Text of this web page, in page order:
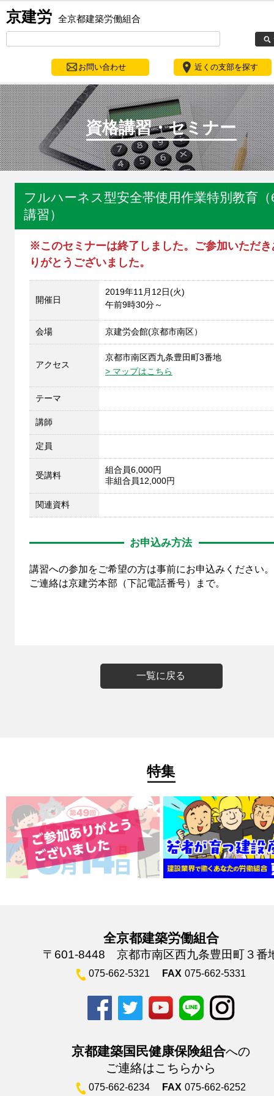
京建労 全京都建築労働組合
お問い合わせ 近くの支部を探す
資格講習・セミナー
フルハーネス型安全帯使用作業特別教育（
講習）
※このセミナーは終了しました。ご参加いただき
りがとうございました。
開催日
2019年11月12日(火)
午前9時30分～
会場 京建労会館(京都市南区）
アクセス
京都市南区西九条豊田町3番地
> マップはこちら
テーマ
講師
定員
受講料
組合員6,000円
非組合員12,000円
関連資料
お申込み方法
講習への参加をご希望の方は事前にお申込みください。
ご連絡は京建労本部（下記電話番号）まで。
一覧に戻る
特集
全京都建築労働組合
〒601-8448 京都市南区西九条豊田町３番
075-662-5321 FAX 075-662-5331
京都建築国民健康保険組合への
ご連絡はこちらから
075-662-6234 FAX 075-662-6252